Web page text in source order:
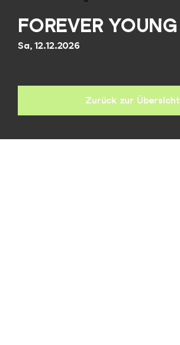
FOREVER YOUNG
Sa, 12.12.2026
Zurück zur Übersicht